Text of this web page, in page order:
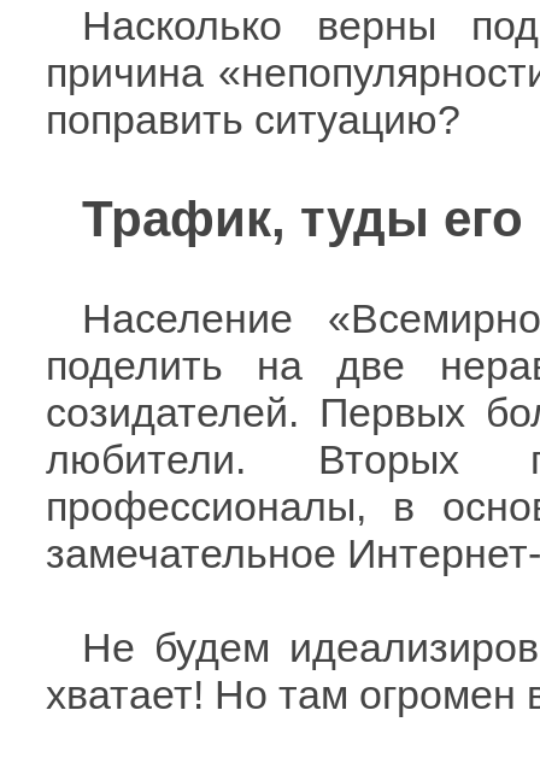
Насколько верны
причина
поправить ситуацию?
Трафик, туды его
Население
поделить на две
созидателей. Первых
любители.
профессионалы, в
замечательное
Не будем
хватает! Но там огромен